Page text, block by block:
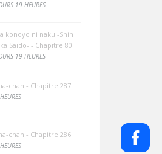
19 HEURES
konoyo ni naku -Shin
Saido- - Chapitre 80
19 HEURES
chan - Chapitre 287
chan - Chapitre 286